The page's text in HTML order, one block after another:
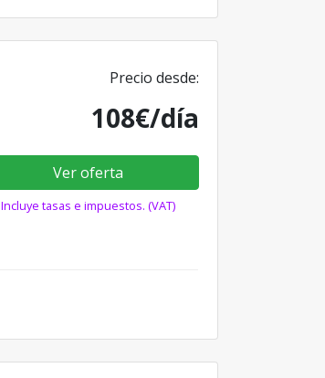
Precio desde:
108€/día
Ver oferta
Incluye tasas e impuestos. (VAT)